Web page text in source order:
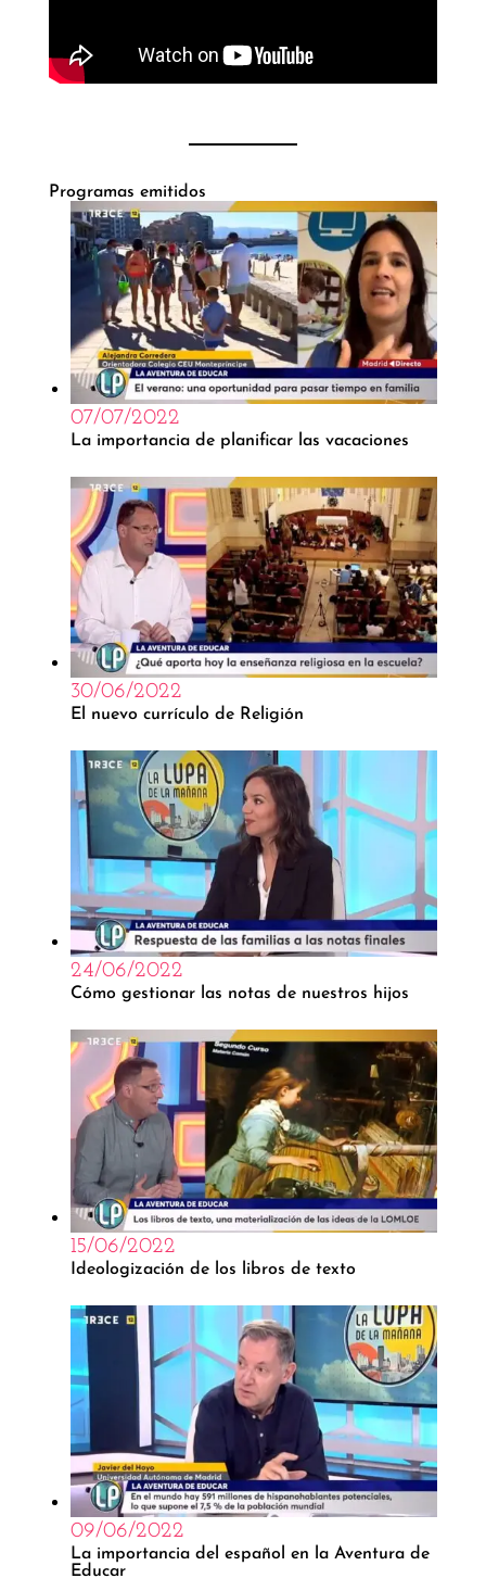
Programas emitidos
07/07/2022
La importancia de planificar las vacaciones
30/06/2022
El nuevo currículo de Religión
24/06/2022
Cómo gestionar las notas de nuestros hijos
15/06/2022
Ideologización de los libros de texto
09/06/2022
La importancia del español en la Aventura de
Educar